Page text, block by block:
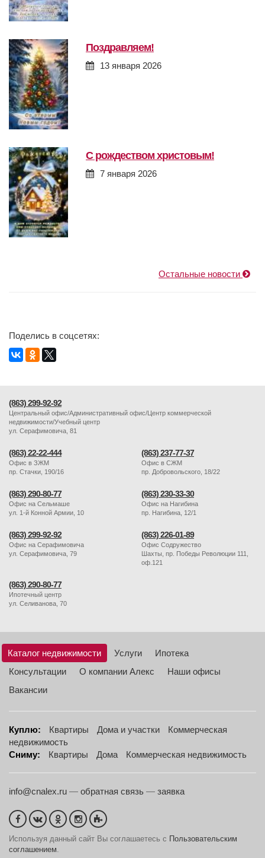
поздравляем!
13 января 2026
с рождеством христовым!
7 января 2026
Остальные новости
Поделись в соцсетях:
(863) 299-92-92
Центральный офис/Административный офис/Центр коммерческой
недвижимости/Учебный центр
ул. Серафимовича, 81
(863) 22-22-444
Офис в ЗЖМ
пр. Стачки, 190/16
(863) 237-77-37
Офис в СЖМ
пр. Добровольского, 18/22
(863) 290-80-77
Офис на Сельмаше
ул. 1-й Конной Армии, 10
(863) 230-33-30
Офис на Нагибина
пр. Нагибина, 12/1
(863) 299-92-92
Офис на Серафимовича
ул. Серафимовича, 79
(863) 226-01-89
Офис Содружество
Шахты, пр. Победы Революции 111,
оф.121
(863) 290-80-77
Ипотечный центр
ул. Селиванова, 70
Каталог недвижимости Услуги
Ипотека
Консультации
О компании Алекс
Наши офисы
Вакансии
Куплю: Квартиры Дома и участки
Коммерческая
недвижимость
Сниму:
Квартиры Дома Коммерческая недвижимость
info@cnalex.ru — обратная связь — заявка
Используя данный сайт Вы соглашаетесь с Пользовательским
соглашением.